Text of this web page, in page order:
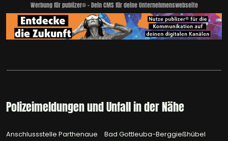
Werbung für publizer® - Dein CMS für deine Unternehmenswebseite
Polizeimeldungen und Unfall in der Nähe
Anschlussstelle Parthenaue
Bad Gottleuba-Berggießhübel